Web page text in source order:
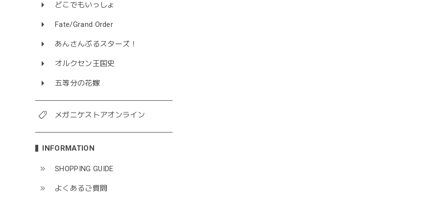
どこでもいっしょ
Fate/Grand Order
あんさんぶるスターズ！
オルクセン王国史
五等分の花嫁
メガニケストアオンライン
INFORMATION
SHOPPING GUIDE
よくあるご質問